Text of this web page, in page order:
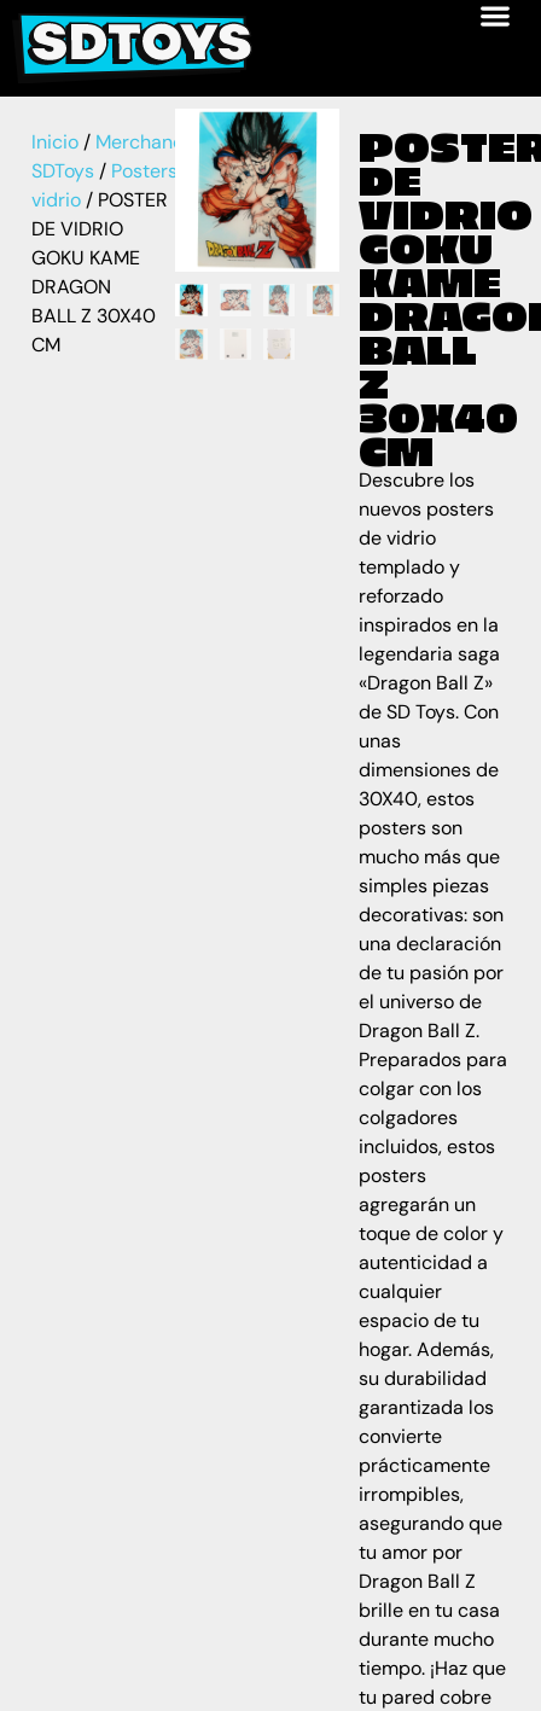
Inicio / Merchandise
SDToys / Posters
vidrio / POSTER
DE VIDRIO
GOKU KAME
DRAGON
BALL Z 30X40
CM
DE
VIDRIO
GOKU
KAME
BALL
Z
30X40
CM
Descubre los
nuevos posters
de vidrio
templado y
reforzado
inspirados en la
legendaria saga
«Dragon Ball Z»
de SD Toys. Con
unas
dimensiones de
30X40, estos
posters son
mucho más que
simples piezas
decorativas: son
una declaración
de tu pasión por
el universo de
Dragon Ball Z.
Preparados para
colgar con los
colgadores
incluidos, estos
posters
agregarán un
toque de color y
autenticidad a
cualquier
espacio de tu
hogar. Además,
su durabilidad
garantizada los
convierte
prácticamente
irrompibles,
asegurando que
tu amor por
Dragon Ball Z
brille en tu casa
durante mucho
tiempo. ¡Haz que
tu pared cobre